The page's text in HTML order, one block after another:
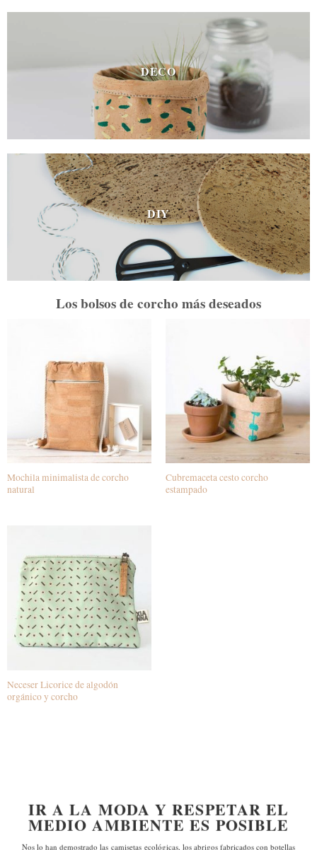
DECO
DIY
Los bolsos de corcho más deseados
Mochila minimalista de corcho
natural
Cubremaceta cesto corcho
estampado
Neceser Licorice de algodón
orgánico y corcho
IR A LA MODA Y RESPETAR EL
MEDIO AMBIENTE ES POSIBLE
Nos lo han demostrado las camisetas ecológicas, los abrigos fabricados con botellas